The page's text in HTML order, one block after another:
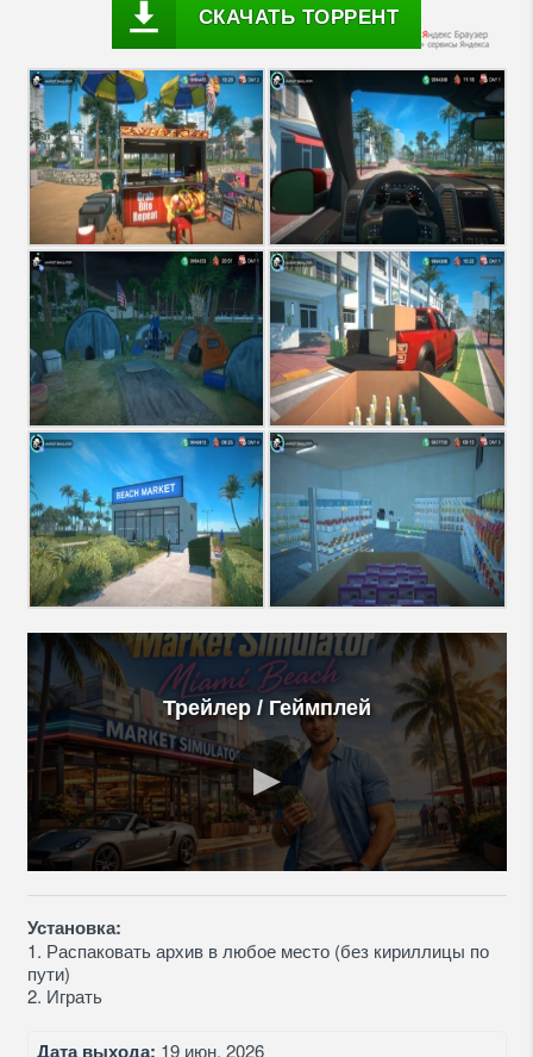
СКАЧАТЬ ТОРРЕНТ
Трейлер / Геймплей
Установка:
1. Распаковать архив в любое место (без кириллицы по
пути)
2. Играть
Дата выхода: 19 июн. 2026